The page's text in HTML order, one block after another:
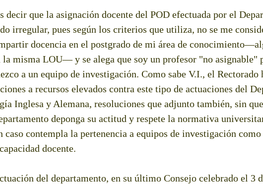
decir que la asignación docente del POD efectuada por el
irregular, pues según los criterios que utiliza, no se me
docencia en el postgrado de mi área de
la misma LOU— y se alega que soy un profesor "no asignable"
a un equipo de investigación. Como sabe V.I., el Rectorado
a recursos elevados contra este tipo de actuaciones del
Inglesa y Alemana, resoluciones que adjunto también, sin
deponga su actitud y respete la normativa
caso contempla la pertenencia a equipos de investigación
docente.
del departamento, en su último Consejo celebrado el 3